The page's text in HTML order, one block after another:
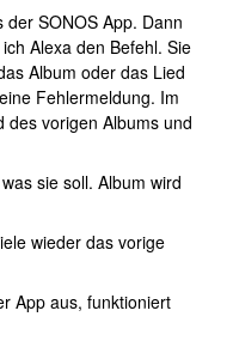
SONOS App. Dann
Alexa den Befehl. Sie
Album oder das Lied
Fehlermeldung. Im
des vorigen Albums und
sie soll. Album wird
wieder das vorige
App aus, funktioniert